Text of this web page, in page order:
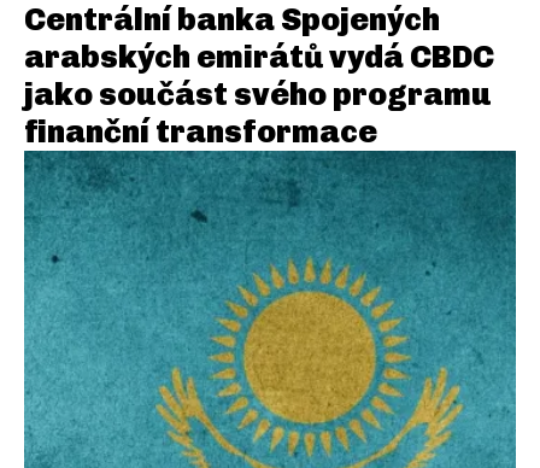
Centrální banka Spojených
arabských emirátů vydá CBDC
jako součást svého programu
finanční transformace